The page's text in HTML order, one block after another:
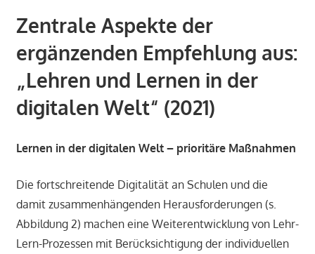
Zentrale Aspekte der
ergänzenden Empfehlung aus:
„Lehren und Lernen in der
digitalen Welt“ (2021)
Lernen in der digitalen Welt – prioritäre Maßnahmen
Die fortschreitende Digitalität an Schulen und die
damit zusammenhängenden Herausforderungen (s.
Abbildung 2) machen eine Weiterentwicklung von Lehr-
Lern-Prozessen mit Berücksichtigung der individuellen